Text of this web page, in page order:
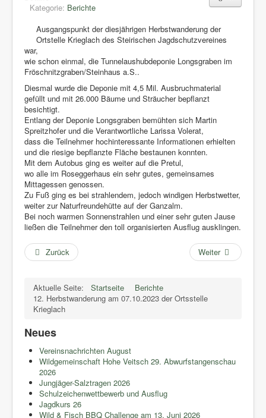
Kategorie: Berichte
Ausgangspunkt der diesjährigen Herbstwanderung der
Ortstelle Krieglach des Steirischen Jagdschutzvereines
war,
wie schon einmal, die Tunnelaushubdeponie Longsgraben im
Fröschnitzgraben/Steinhaus a.S..
Diesmal wurde die Deponie mit 4,5 Mil. Ausbruchmaterial
gefüllt und mit 26.000 Bäume und Sträucher bepflanzt
besichtigt.
Entlang der Deponie Longsgraben bemühten sich Martin
Spreitzhofer und die Verantwortliche Larissa Volerat,
dass die Teilnehmer hochinteressante Informationen erhielten
und die riesige bepflanzte Fläche bestaunen konnten.
Mit dem Autobus ging es weiter auf die Pretul,
wo alle im Roseggerhaus ein sehr gutes, gemeinsames
Mittagessen genossen.
Zu Fuß ging es bei strahlendem, jedoch windigen Herbstwetter,
weiter zur Naturfreundehütte auf der Ganzalm.
Bei noch warmen Sonnenstrahlen und einer sehr guten Jause
ließen die Teilnehmer den toll organisierten Ausflug ausklingen.
Zurück Weiter
Aktuelle Seite: Startseite
Berichte
12. Herbstwanderung am 07.10.2023 der Ortsstelle
Krieglach
Neues
Vereinsnachrichten August
Wildgemeinschaft Hohe Veitsch 29. Abwurfstangenschau
2026
Jungjäger-Salztragen 2026
Schulzeichenwettbewerb und Ausflug
Jagdkurs 26
Wild & Fisch BBQ Challenge am 13. Juni 2026